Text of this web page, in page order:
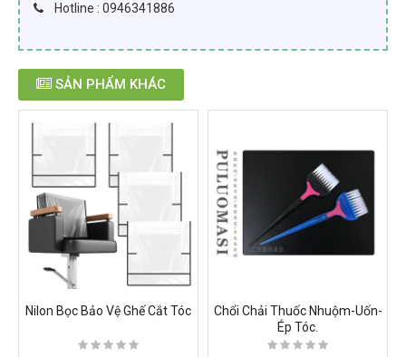
Hotline : 0946341886
SẢN PHẨM KHÁC
Nilon Bọc Bảo Vệ Ghế Cắt Tóc
Chổi Chải Thuốc Nhuộm-Uốn-
Ép Tóc.